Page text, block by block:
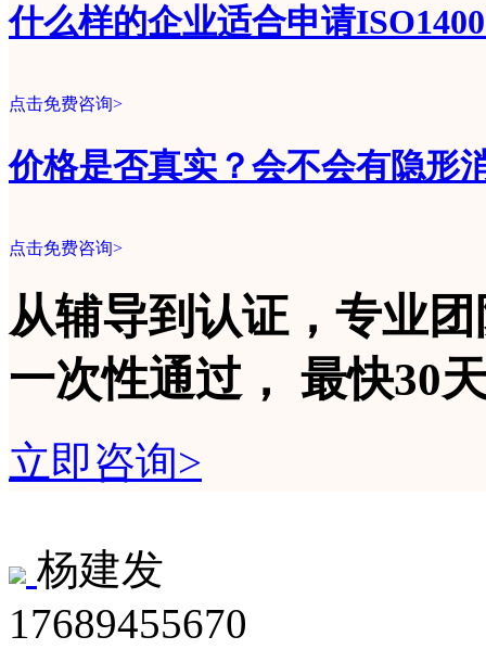
什么样的企业适合申请
点击免费咨询>
价格是否真实？会不会有隐形
点击免费咨询>
从辅导到认证，专业
一次性通过， 最快30
立即咨询>
杨建发
17689455670